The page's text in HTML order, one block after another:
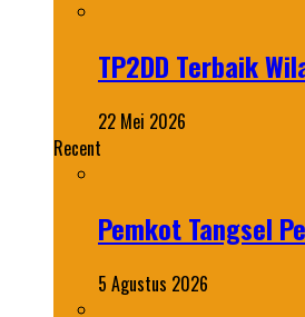
TP2DD Terbaik
22 Mei 2026
Recent
Pemkot Tangsel
5 Agustus 2026